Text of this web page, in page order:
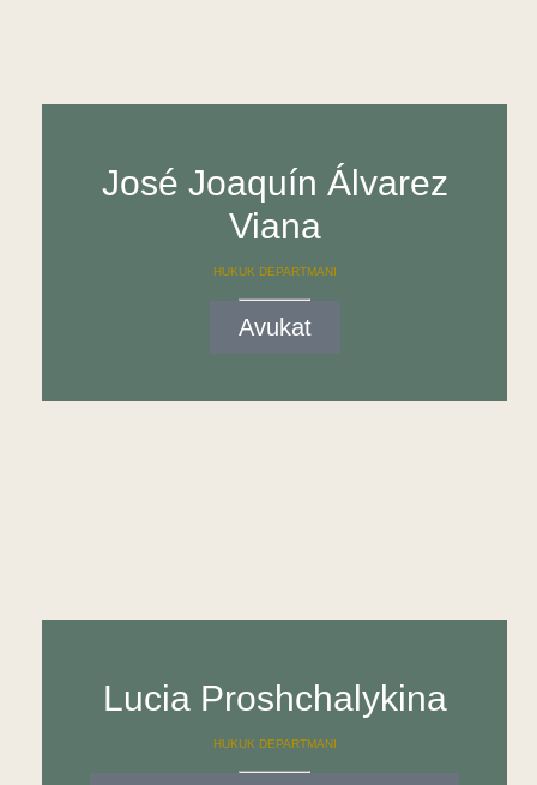
José Joaquín Álvarez
Viana
HUKUK DEPARTMANI
Avukat
Lucia Proshchalykina
HUKUK DEPARTMANI